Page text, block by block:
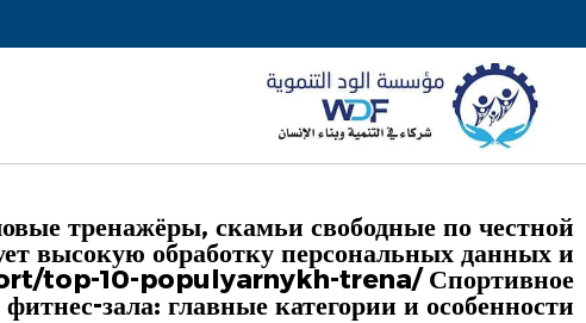
тренажёры, скамьи свободные по честной
высокую обработку персональных данных и
top-10-populyarnykh-trena/ Спортивное
зала: главные категории и особенности